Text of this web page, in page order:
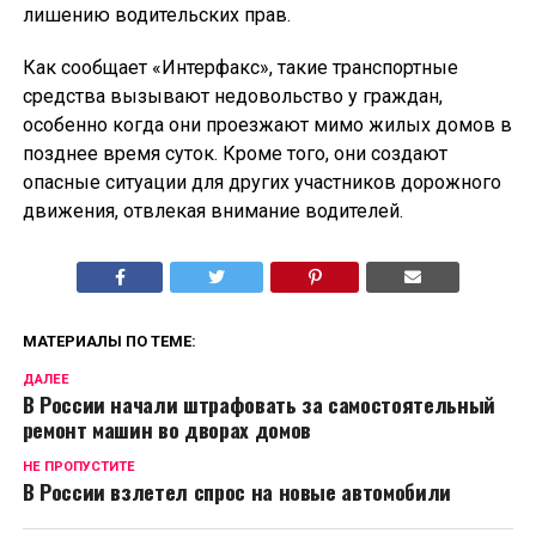
лишению водительских прав.
Как сообщает «Интерфакс», такие транспортные
средства вызывают недовольство у граждан,
особенно когда они проезжают мимо жилых домов в
позднее время суток. Кроме того, они создают
опасные ситуации для других участников дорожного
движения, отвлекая внимание водителей.
МАТЕРИАЛЫ ПО ТЕМЕ:
ДАЛЕЕ
В России начали штрафовать за самостоятельный
ремонт машин во дворах домов
НЕ ПРОПУСТИТЕ
В России взлетел спрос на новые автомобили